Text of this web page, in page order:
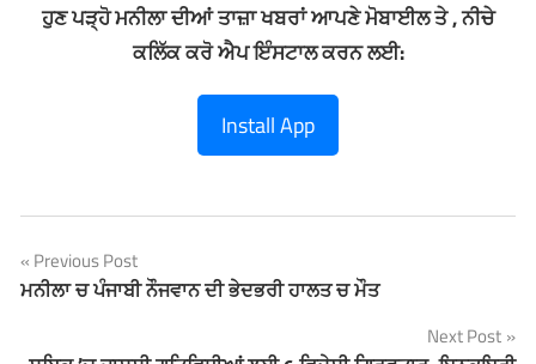
ਹੁਣ ਪੜ੍ਹੋ ਮਨੀਲਾ ਦੀਆਂ ਤਾਜ਼ਾ ਖਬਰਾਂ ਆਪਣੇ ਮੋਬਾਈਲ ਤੇ , ਨੀਚੇ
ਕਲਿੱਕ ਕਰੋ ਐਪ ਇੰਸਟਾਲ ਕਰਨ ਲਈ:
Install App
Post
navigation
Previous Post
ਮਨੀਲਾ ਚ ਪੰਜਾਬੀ ਨੌਜਵਾਨ ਦੀ ਭੇਦਭਰੀ ਹਾਲਤ ਚ ਮੌਤ
Next Post